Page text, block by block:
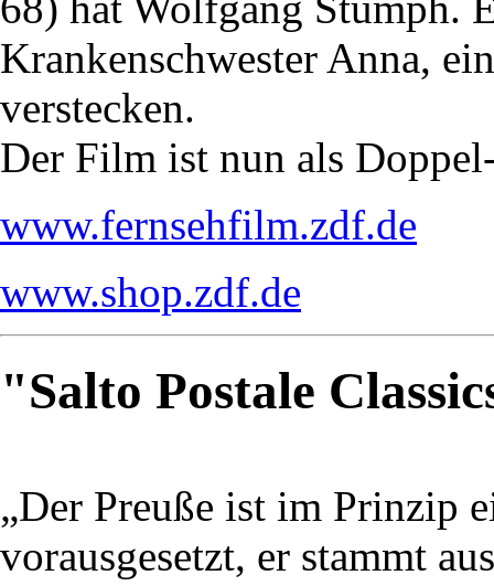
Krankenschwester Anna,
verstecken.
Der Film ist nun als
www.fernsehfilm.zdf.de
www.shop.zdf.de
"Salto Postale
„Der Preuße ist im Prinzip
vorausgesetzt, er stammt